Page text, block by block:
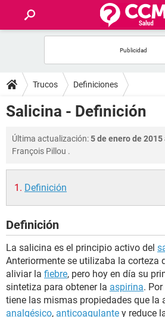
FOROS
SALUD
FAMILIA
NUTRICIÓN
SEXUALIDAD
GLOSARIO
Trucos Definiciones
Salicina - Definición
Última actualización:5 de enero de 2015
François Pillou .
Definición
Definición
La salicina es el principio activo del
Anteriormente se utilizaba la corteza
aliviar la fiebre, pero hoy en día su
sintetiza para obtener la aspirina.
tiene las mismas propiedades que la
analgésico, anticoagulante y reduce